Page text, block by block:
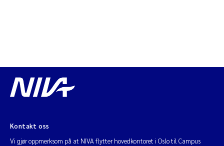
Kontakt oss
Vi gjør oppmerksom på at NIVA flytter hovedkontoret i Oslo til Campus